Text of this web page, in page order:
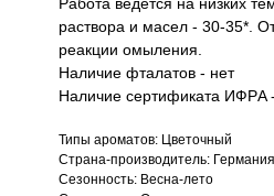
Работа ведется на низких
раствора и масел - 30-35*.
реакции омыления.
Наличие фталатов - нет
Наличие сертификата ИФРA
Типы ароматов: Цветочный
Страна-производитель: Германия
Сезонность: Весна-лето